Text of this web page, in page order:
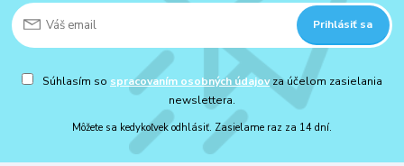
Prihlásiť sa
Súhlasím so spracovaním osobných údajovza účelom zasielania
newslettera.
Môžete sa kedykoľvek odhlásiť. Zasielame raz za 14 dní.